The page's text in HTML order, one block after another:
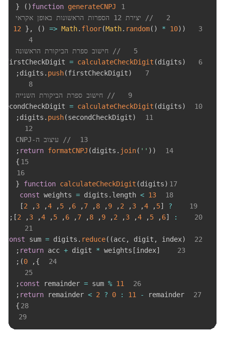
1
function generateCNPJ
(
)
{
2
// יצירת 12 הספרות הראשונות באופן אקראי
3
12 } , ( ) => Math. floor(Math. random( ) * 10) )
4
5
// חישוב ספרת הביקורת הראשונה
6
firstCheckDigit = calculateCheckDigit (digits)
7
. push(firstCheckDigit)
;
8
9
// חישוב ספרת הביקורת השנייה
10
= calculateCheckDigit (digits)
11
. push(secondCheckDigit)
;
12
13
// עיצוב ה-CNPJ
14
return formatCNPJ (digits . join( '' ) )
;
15
}
16
17
function calculateCheckDigit (digits)
{
18
const weights = digits . length < 13
19
?
[
5
,
4
,
3
,
2
,
9
,
8
,
7
,
6
,
5
,
4
,
3
,
2
]
20
:
[
6
,
5
,
4
,
3
,
2
,
9
,
8
,
7
,
6
,
5
,
4
,
3
,
2
]
;
21
22
const sum = digits . reduce( (acc, digit , index)
23
return acc + digit * weights [index]
;
24
}
,
0
)
;
25
26
const remainder = sum % 11
;
27
return remainder < 2 ? 0 : 11 - remainder
;
28
}
29